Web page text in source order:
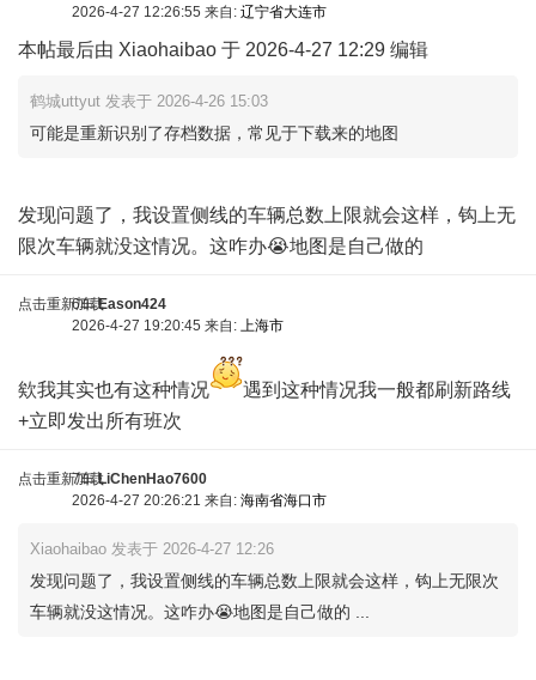
2026-4-27 12:26:55 来自: 辽宁省大连市
本帖最后由 Xiaohaibao 于 2026-4-27 12:29 编辑
鹤城uttyut 发表于 2026-4-26 15:03
可能是重新识别了存档数据，常见于下载来的地图
发现问题了，我设置侧线的车辆总数上限就会这样，钩上无
限次车辆就没这情况。这咋办😭地图是自己做的
点击重新加载
6车 Eason424
2026-4-27 19:20:45 来自: 上海市
欸我其实也有这种情况
遇到这种情况我一般都刷新路线
+立即发出所有班次
点击重新加载
7车 LiChenHao7600
2026-4-27 20:26:21 来自: 海南省海口市
Xiaohaibao 发表于 2026-4-27 12:26
发现问题了，我设置侧线的车辆总数上限就会这样，钩上无限次
车辆就没这情况。这咋办😭地图是自己做的 ...